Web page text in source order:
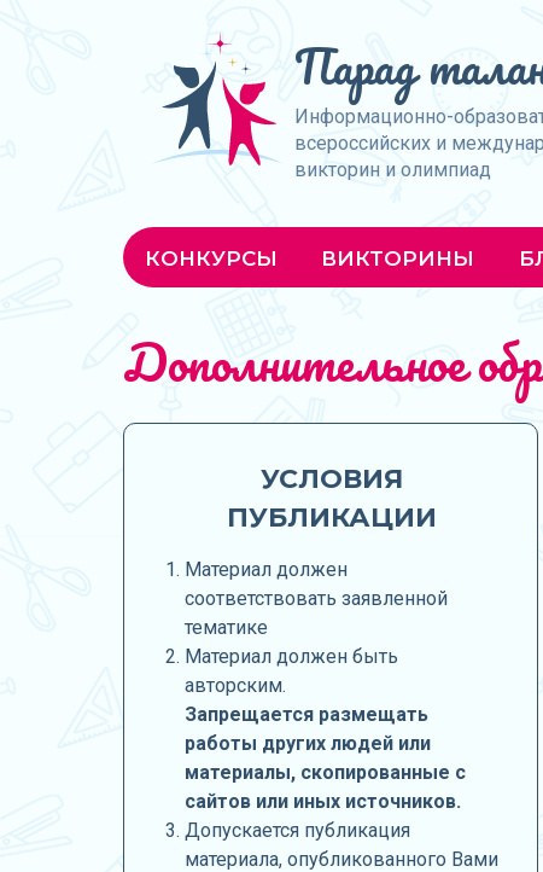
Парад
Информационно-
всероссийских и
викторин и олимпиад
КОНКУРСЫ ВИКТОРИНЫ
Дополнительное
УСЛОВИЯ
ПУБЛИКАЦИИ
Материал должен
соответствовать заявленной
тематике
Материал должен быть
авторским.
Запрещается размещать
работы других людей или
материалы, скопированные с
сайтов или иных источников.
Допускается публикация
материала, опубликованного Вами